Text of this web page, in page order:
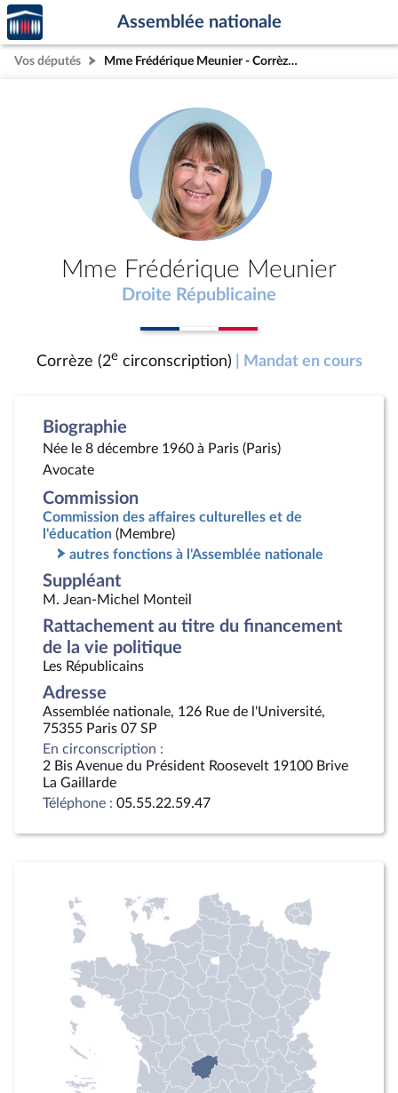
Aller au contenu
Aller en bas de la page
Accèder
à la
page
d'accueil
Assemblée nationale
Vos députés Mme Frédérique Meunier - Corrèze (2e circonscription)
Mme Frédérique Meunier
Droite Républicaine
Corrèze (2ecirconscription) | Mandat en cours
Biographie
Née le 8 décembre 1960 à Paris (Paris)
Avocate
Commission
Commission des affaires culturelles et de
l'éducation (Membre)
autres fonctions à l'Assemblée nationale
Suppléant
M. Jean-Michel Monteil
Rattachement au titre du financement
de la vie politique
Les Républicains
Adresse
Assemblée nationale, 126 Rue de l'Université,
75355 Paris 07 SP
En circonscription :
2 Bis Avenue du Président Roosevelt 19100 Brive
La Gaillarde
Téléphone : 05.55.22.59.47